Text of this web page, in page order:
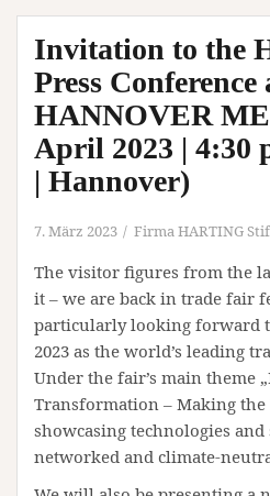
Invitation to the
Press Conference
HANNOVER
April 2023 | 4:30
| Hannover)
7. März 2023 Firma HARTING
The visitor figures from the
it – we are back in trade fair
particularly looking forward
2023 as the world’s leading
Under the fair’s main theme
Transformation – Making
showcasing technologies
networked and climate-